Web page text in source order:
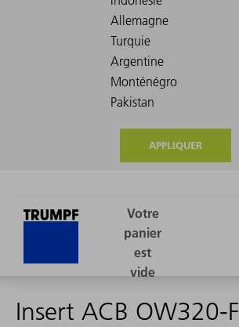
APPLIQUER
Insert ACB OW320-F